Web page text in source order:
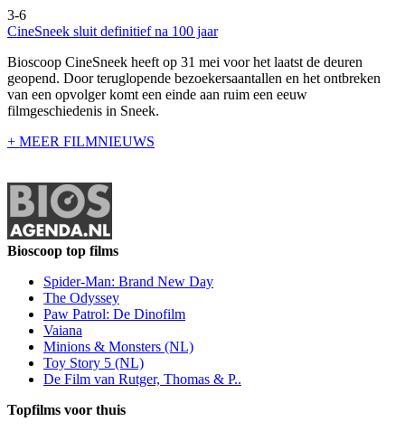
3-6
CineSneek sluit definitief na 100 jaar
Bioscoop CineSneek heeft op 31 mei voor het laatst de deuren
geopend. Door teruglopende bezoekersaantallen en het ontbreken
van een opvolger komt een einde aan ruim een eeuw
filmgeschiedenis in Sneek.
+ MEER FILMNIEUWS
Bioscoop top films
Spider-Man: Brand New Day
The Odyssey
Paw Patrol: De Dinofilm
Vaiana
Minions & Monsters (NL)
Toy Story 5 (NL)
De Film van Rutger, Thomas & P..
Topfilms voor thuis